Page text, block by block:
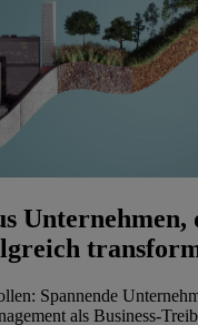
Spannende
als Business-